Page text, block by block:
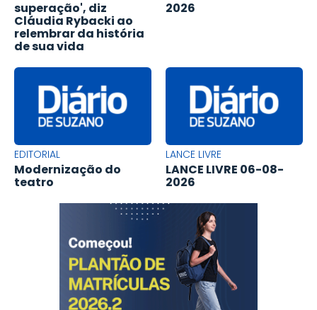
superação', diz
Cláudia Rybacki ao
relembrar da história
de sua vida
2026
EDITORIAL
Modernização do
teatro
LANCE LIVRE
LANCE LIVRE 06-08-
2026